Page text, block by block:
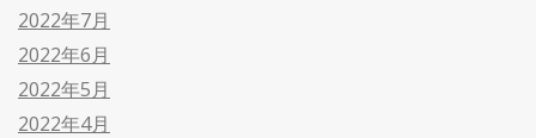
2022年7月
2022年6月
2022年5月
2022年4月